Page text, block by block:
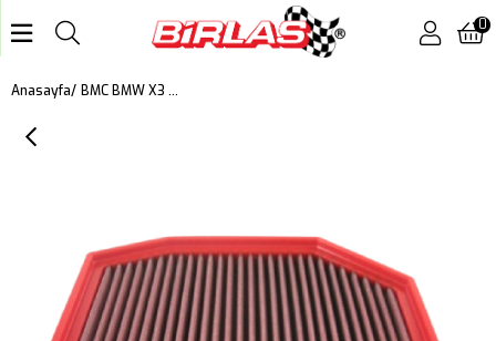
0
Anasayfa BMC BMW X3 (E83), Z4 (E85,E86) KUTU İÇİ PERFORMANS HAVA FİLTRESİ FB608/20